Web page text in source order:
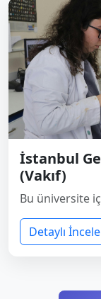
İstanbul
(Vakıf)
Bu üniversite
Detaylı İncele